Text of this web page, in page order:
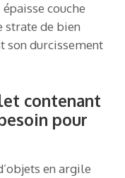
couche
strate de bien
son durcissement
contenant
pour
en argile